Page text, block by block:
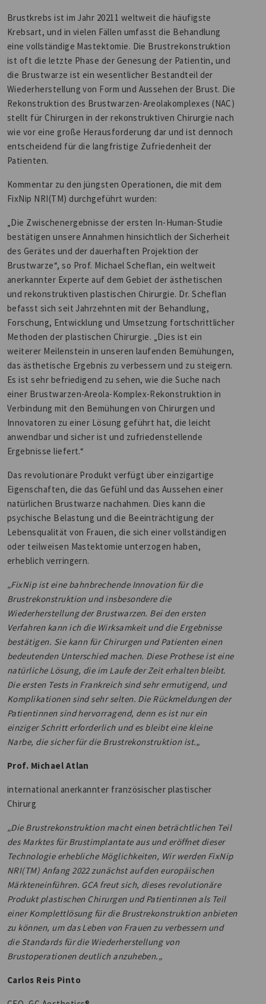
Brustkrebs ist im Jahr 20211 weltweit die häufigste
Krebsart, und in vielen Fällen umfasst die Behandlung
eine vollständige Mastektomie. Die Brustrekonstruktion
ist oft die letzte Phase der Genesung der Patientin, und
die Brustwarze ist ein wesentlicher Bestandteil der
Wiederherstellung von Form und Aussehen der Brust. Die
Rekonstruktion des Brustwarzen-Areolakomplexes (NAC)
stellt für Chirurgen in der rekonstruktiven Chirurgie nach
wie vor eine große Herausforderung dar und ist dennoch
entscheidend für die langfristige Zufriedenheit der
Patienten.
Kommentar zu den jüngsten Operationen, die mit dem
FixNip NRI(TM) durchgeführt wurden:
„Die Zwischenergebnisse der ersten In-Human-Studie
bestätigen unsere Annahmen hinsichtlich der Sicherheit
des Gerätes und der dauerhaften Projektion der
Brustwarze“, so Prof. Michael Scheflan, ein weltweit
anerkannter Experte auf dem Gebiet der ästhetischen
und rekonstruktiven plastischen Chirurgie. Dr. Scheflan
befasst sich seit Jahrzehnten mit der Behandlung,
Forschung, Entwicklung und Umsetzung fortschrittlicher
Methoden der plastischen Chirurgie. „Dies ist ein
weiterer Meilenstein in unseren laufenden Bemühungen,
das ästhetische Ergebnis zu verbessern und zu steigern.
Es ist sehr befriedigend zu sehen, wie die Suche nach
einer Brustwarzen-Areola-Komplex-Rekonstruktion in
Verbindung mit den Bemühungen von Chirurgen und
Innovatoren zu einer Lösung geführt hat, die leicht
anwendbar und sicher ist und zufriedenstellende
Ergebnisse liefert.“
Das revolutionäre Produkt verfügt über einzigartige
Eigenschaften, die das Gefühl und das Aussehen einer
natürlichen Brustwarze nachahmen. Dies kann die
psychische Belastung und die Beeinträchtigung der
Lebensqualität von Frauen, die sich einer vollständigen
oder teilweisen Mastektomie unterzogen haben,
erheblich verringern.
„FixNip ist eine bahnbrechende Innovation für die
Brustrekonstruktion und insbesondere die
Wiederherstellung der Brustwarzen. Bei den ersten
Verfahren kann ich die Wirksamkeit und die Ergebnisse
bestätigen. Sie kann für Chirurgen und Patienten einen
bedeutenden Unterschied machen. Diese Prothese ist eine
natürliche Lösung, die im Laufe der Zeit erhalten bleibt.
Die ersten Tests in Frankreich sind sehr ermutigend, und
Komplikationen sind sehr selten. Die Rückmeldungen der
Patientinnen sind hervorragend, denn es ist nur ein
einziger Schritt erforderlich und es bleibt eine kleine
Narbe, die sicher für die Brustrekonstruktion ist.„
Prof. Michael Atlan
international anerkannter französischer plastischer
Chirurg
„Die Brustrekonstruktion macht einen beträchtlichen Teil
des Marktes für Brustimplantate aus und eröffnet dieser
Technologie erhebliche Möglichkeiten, Wir werden FixNip
NRI(TM) Anfang 2022 zunächst auf den europäischen
Märkteneinführen. GCA freut sich, dieses revolutionäre
Produkt plastischen Chirurgen und Patientinnen als Teil
einer Komplettlösung für die Brustrekonstruktion anbieten
zu können, um das Leben von Frauen zu verbessern und
die Standards für die Wiederherstellung von
Brustoperationen deutlich anzuheben.„
Carlos Reis Pinto